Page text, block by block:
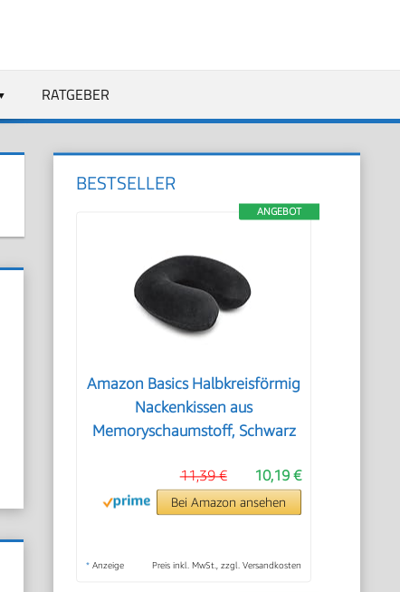
RATGEBER
BESTSELLER
ANGEBOT
Amazon Basics Halbkreisförmig
Nackenkissen aus
Memoryschaumstoff, Schwarz
10,19 €
11,39 €
Bei Amazon ansehen
* Anzeige Preis inkl. MwSt., zzgl. Versandkosten